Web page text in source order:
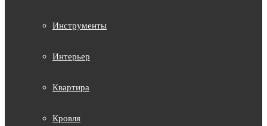
Инструменты
Интерьер
Квартира
Кровля